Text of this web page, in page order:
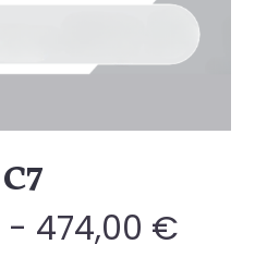
C7
- 474,00 €